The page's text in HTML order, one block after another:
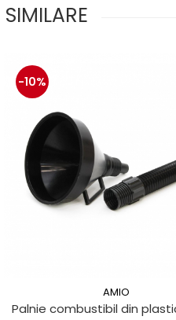
10x30 cm
-10%
AMIO
Palnie combustibil din